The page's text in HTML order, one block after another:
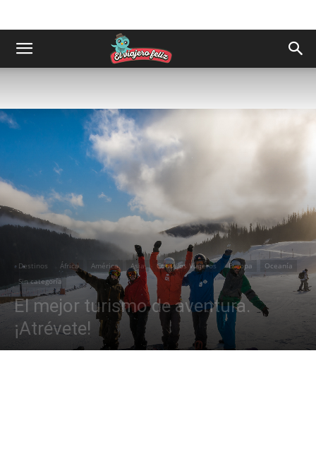
Destinos África América Asia Consejos Viajeros Europa
Oceanía
Sin categoría
El mejor turismo de aventura.
¡Atrévete!